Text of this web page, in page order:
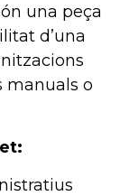
una peça
d’una
manuals o